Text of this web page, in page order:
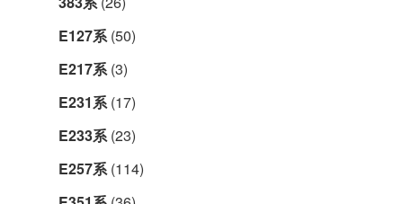
E127系(50)
E217系(3)
E231系(17)
E233系(23)
E257系(114)